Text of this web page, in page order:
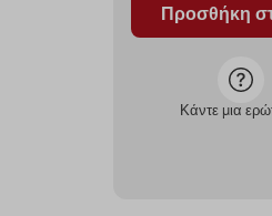
Προσθήκη
Κάντε μια